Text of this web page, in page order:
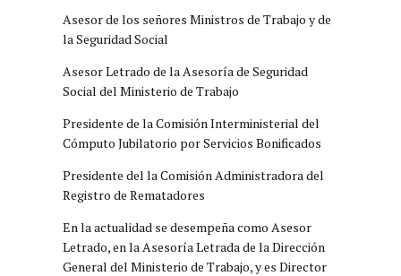
Asesor de los señores Ministros de Trabajo y de
la Seguridad Social
Asesor Letrado de la Asesoría de Seguridad
Social del Ministerio de Trabajo
Presidente de la Comisión Interministerial del
Cómputo Jubilatorio por Servicios Bonificados
Presidente del la Comisión Administradora del
Registro de Rematadores
En la actualidad se desempeña como Asesor
Letrado, en la Asesoría Letrada de la Dirección
General del Ministerio de Trabajo, y es Director